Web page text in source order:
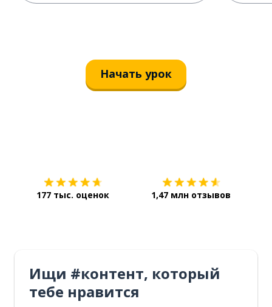
Начать урок
177 тыс. оценок 1,47 млн отзывов
Ищи #контент, который
тебе нравится